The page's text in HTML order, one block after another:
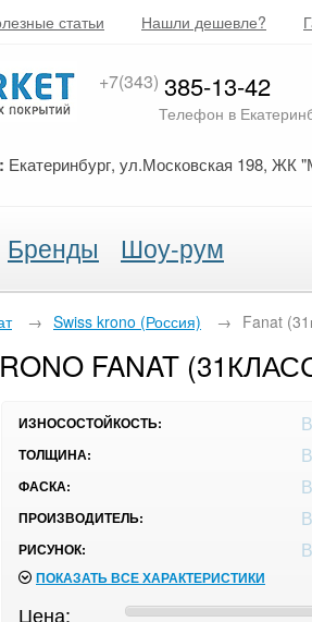
статьи Нашли дешевле?
+7(343) 385-13-42
Телефон в
Екатеринбург, ул.Московская 198, ЖК
Бренды Шоу-рум
→ Swiss krono (Россия) → Fanat
FANAT
ИЗНОСОСТОЙКОСТЬ:
ТОЛЩИНА:
ФАСКА:
ПРОИЗВОДИТЕЛЬ:
РИСУНОК:
ПОКАЗАТЬ ВСЕ ХАРАКТЕРИСТИКИ
Цена: